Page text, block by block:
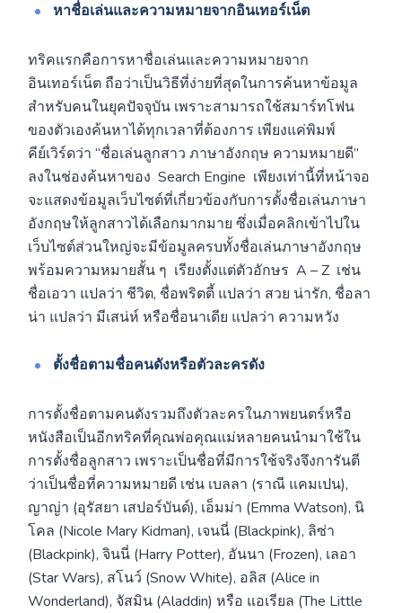
หาชื่อเล่นและความหมายจากอินเทอร์เน็ต
ทริคแรกคือการหาชื่อเล่นและความหมายจาก
อินเทอร์เน็ต ถือว่าเป็นวิธีที่ง่ายที่สุดในการค้นหาข้อมูล
สำหรับคนในยุคปัจจุบัน เพราะสามารถใช้สมาร์ทโฟน
ของตัวเองค้นหาได้ทุกเวลาที่ต้องการ เพียงแค่พิมพ์
คีย์เวิร์ดว่า “ชื่อเล่นลูกสาว ภาษาอังกฤษ ความหมายดี”
ลงในช่องค้นหาของ Search Engine เพียงเท่านี้ที่หน้าจอ
จะแสดงข้อมูลเว็บไซต์ที่เกี่ยวข้องกับการตั้งชื่อเล่นภาษา
อังกฤษให้ลูกสาวได้เลือกมากมาย ซึ่งเมื่อคลิกเข้าไปใน
เว็บไซต์ส่วนใหญ่จะมีข้อมูลครบทั้งชื่อเล่นภาษาอังกฤษ
พร้อมความหมายสั้น ๆ เรียงตั้งแต่ตัวอักษร A – Z เช่น
ชื่อเอวา แปลว่า ชีวิต, ชื่อพริตตี้ แปลว่า สวย น่ารัก, ชื่อลา
น่า แปลว่า มีเสน่ห์ หรือชื่อนาเดีย แปลว่า ความหวัง
ตั้งชื่อตามชื่อคนดังหรือตัวละครดัง
การตั้งชื่อตามคนดังรวมถึงตัวละครในภาพยนตร์หรือ
หนังสือเป็นอีกทริคที่คุณพ่อคุณแม่หลายคนนำมาใช้ใน
การตั้งชื่อลูกสาว เพราะเป็นชื่อที่มีการใช้จริงจึงการันตี
ว่าเป็นชื่อที่ความหมายดี เช่น เบลลา (ราณี แคมเปน),
ญาญ่า (อุรัสยา เสปอร์บันด์), เอ็มม่า (Emma Watson), นิ
โคล (Nicole Mary Kidman), เจนนี่ (Blackpink), ลิซ่า
(Blackpink), จินนี่ (Harry Potter), อันนา (Frozen), เลอา
(Star Wars), สโนว์ (Snow White), อลิส (Alice in
Wonderland), จัสมิน (Aladdin) หรือ แอเรียล (The Little